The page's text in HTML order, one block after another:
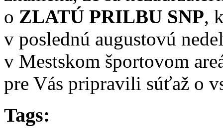
o ZLATÚ PRILBU SNP,
v poslednú augustovú
v Mestskom športovom
pre Vás pripravili súťaž o
Tags: